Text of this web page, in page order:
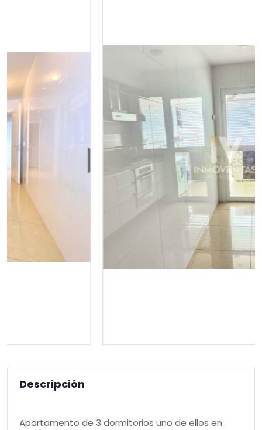
Descripción
Apartamento de 3 dormitorios uno de ellos en